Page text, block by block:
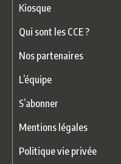
Kiosque
Qui sont les CCE ?
Nos partenaires
L’équipe
S’abonner
Mentions légales
Politique vie privée